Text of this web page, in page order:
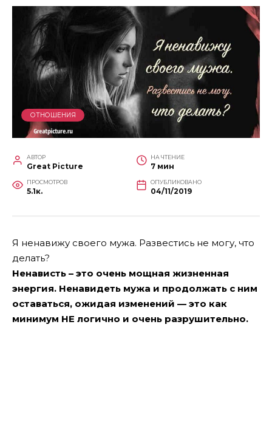
ОТНОШЕНИЯ
АВТОР
Great Picture
НА ЧТЕНИЕ
7 мин
ПРОСМОТРОВ
5.1к.
ОПУБЛИКОВАНО
04/11/2019
Я ненавижу своего мужа. Развестись не могу, что
делать?
Ненависть – это очень мощная жизненная
энергия. Ненавидеть мужа и продолжать с ним
оставаться, ожидая изменений — это как
минимум НЕ логично и очень разрушительно.